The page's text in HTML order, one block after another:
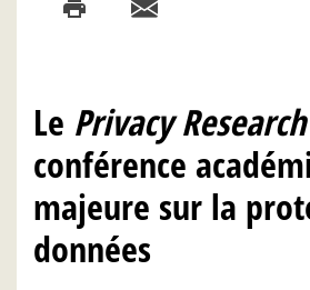
Le Privacy
conférence
majeure sur la
données